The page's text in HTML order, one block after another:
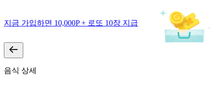
지금 가입하면 10,000P + 로또 10장 지급
음식 상세